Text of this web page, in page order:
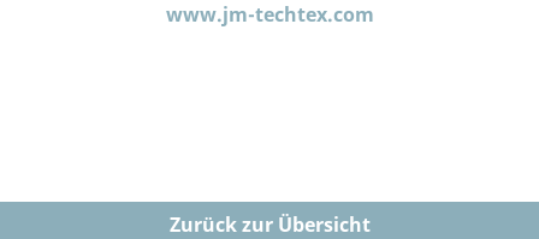
www.jm-techtex.com
Zurück zur Übersicht